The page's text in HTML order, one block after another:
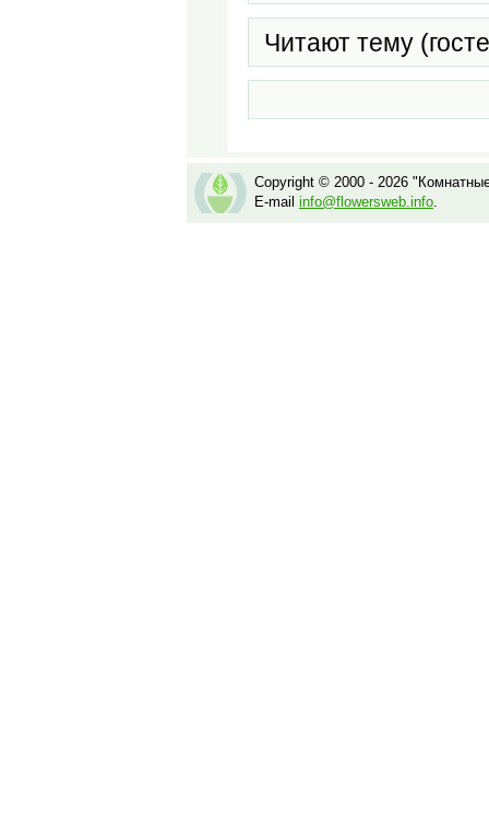
Читают тему
Copyright © 2000 - 2026
E-mail info@flowersweb.info.